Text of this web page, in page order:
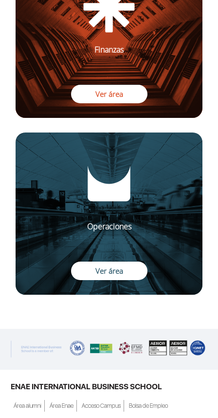
Finanzas
Ver área
Operaciones
Ver área
ENAE INTERNATIONAL BUSINESS SCHOOL
Área alumni Área Enae Acceso Campus Bolsa de Empleo